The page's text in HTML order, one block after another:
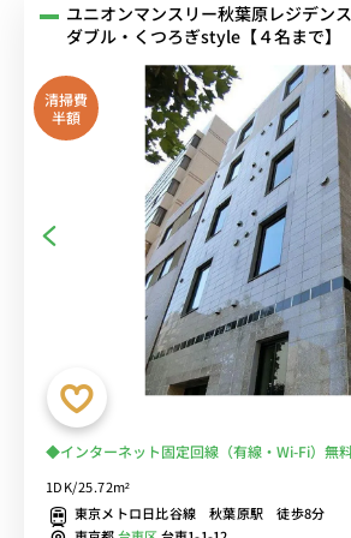
ユニオンマンスリー秋葉原レジデン
ダブル・くつろぎstyle【４名まで】
清掃費
半額
◆インターネット固定回線（有線・Wi-Fi）
機」。2口コンロあり
1DK/25.72m²
東京メトロ日比谷線 秋葉原駅 徒歩8分